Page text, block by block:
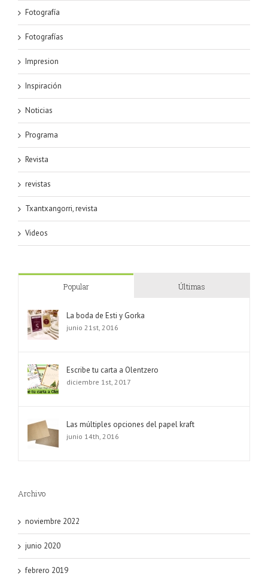
Fotografía
Fotografías
Impresion
Inspiración
Noticias
Programa
Revista
revistas
Txantxangorri, revista
Videos
Popular Últimas
La boda de Esti y Gorka
junio 21st, 2016
Escribe tu carta a Olentzero
diciembre 1st, 2017
Las múltiples opciones del papel kraft
junio 14th, 2016
Archivo
noviembre 2022
junio 2020
febrero 2019